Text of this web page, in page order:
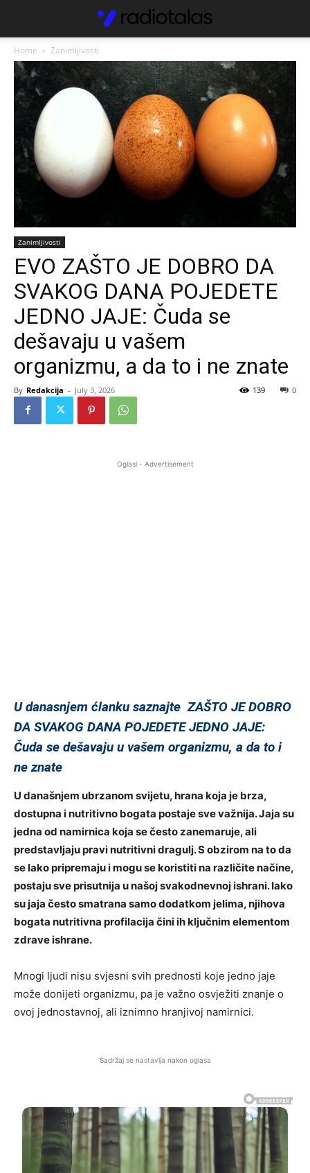
Home Zanimljivosti
Zanimljivosti
EVO ZAŠTO JE DOBRO DA
SVAKOG DANA POJEDETE
JEDNO JAJE: Čuda se
dešavaju u vašem
organizmu, a da to i ne znate
By Redakcija - July 3, 2026 0
139
Oglasi - Advertisement
U danasnjem ćlanku saznajte ZAŠTO JE DOBRO
DA SVAKOG DANA POJEDETE JEDNO JAJE:
Čuda se dešavaju u vašem organizmu, a da to i
ne znate
U današnjem ubrzanom svijetu, hrana koja je brza,
dostupna i nutritivno bogata postaje sve važnija. Jaja su
jedna od namirnica koja se često zanemaruje, ali
predstavljaju pravi nutritivni dragulj. S obzirom na to da
se lako pripremaju i mogu se koristiti na različite načine,
postaju sve prisutnija u našoj svakodnevnoj ishrani. Iako
su jaja često smatrana samo dodatkom jelima, njihova
bogata nutritivna profilacija čini ih ključnim elementom
zdrave ishrane.
Mnogi ljudi nisu svjesni svih prednosti koje jedno jaje
može donijeti organizmu, pa je važno osvježiti znanje o
ovoj jednostavnoj, ali iznimno hranjivoj namirnici.
Sadržaj se nastavlja nakon oglasa